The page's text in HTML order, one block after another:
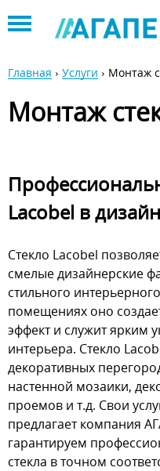
to
Вы
здесь
Главная › Услуги › Монтаж
Монтаж
Lacobel в
Стекло Lacobel
смелые дизайнерские
стильного
помещениях оно
эффект и служит ярким
интерьера. Стекло
декоративных
настенной мозаики,
проемов и т.д. Свои
предлагает компания
гарантируем
стекла в точном